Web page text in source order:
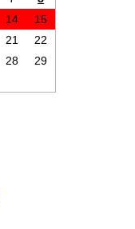
14
15
21
22
28
29